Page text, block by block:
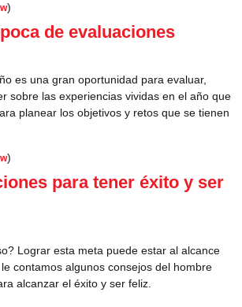
)
de evaluaciones
es una gran oportunidad para evaluar,
sobre las experiencias vividas en el año que
planear los objetivos y retos que se tienen
)
para tener éxito y ser
Lograr esta meta puede estar al alcance
contamos algunos consejos del hombre
alcanzar el éxito y ser feliz.